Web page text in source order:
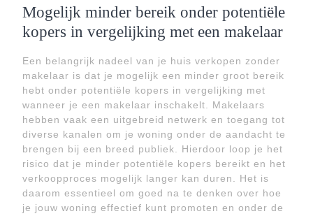
Mogelijk minder bereik onder potentiële
kopers in vergelijking met een makelaar
Een belangrijk nadeel van je huis verkopen zonder
makelaar is dat je mogelijk een minder groot bereik
hebt onder potentiële kopers in vergelijking met
wanneer je een makelaar inschakelt. Makelaars
hebben vaak een uitgebreid netwerk en toegang tot
diverse kanalen om je woning onder de aandacht te
brengen bij een breed publiek. Hierdoor loop je het
risico dat je minder potentiële kopers bereikt en het
verkoopproces mogelijk langer kan duren. Het is
daarom essentieel om goed na te denken over hoe
je jouw woning effectief kunt promoten en onder de